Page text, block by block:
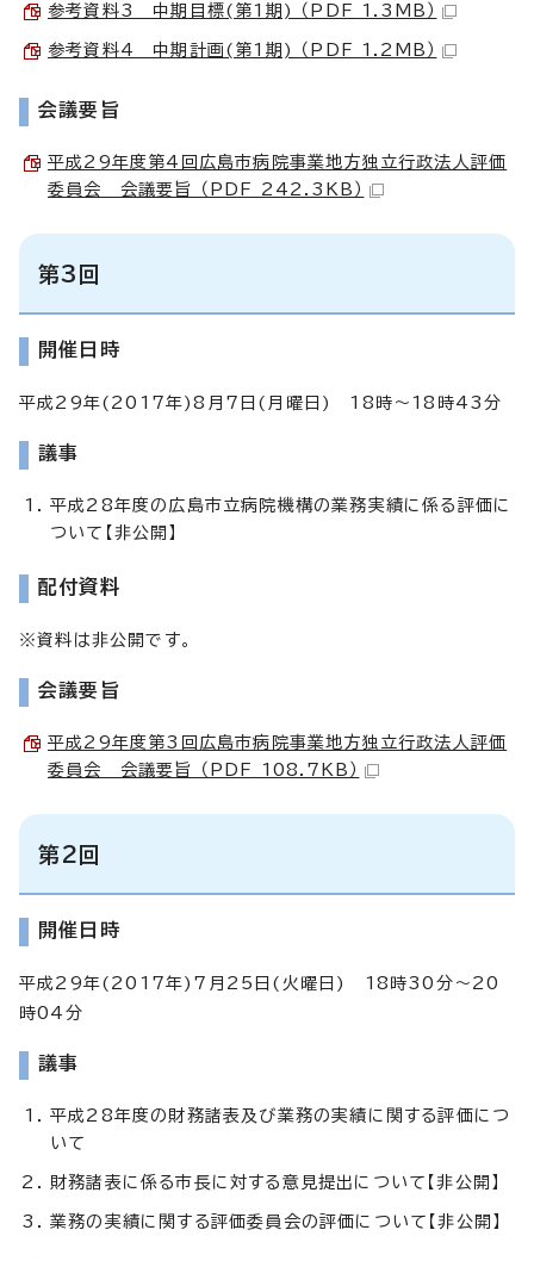
参考資料3 中期目標(第1期) （PDF 1.3MB）
参考資料4 中期計画(第1期) （PDF 1.2MB）
会議要旨
平成29年度第4回広島市病院事業地方独立行政法人評価
委員会 会議要旨 （PDF 242.3KB）
第3回
開催日時
平成29年(2017年)8月7日(月曜日) 18時～18時43分
議事
平成28年度の広島市立病院機構の業務実績に係る評価に
ついて【非公開】
配付資料
※資料は非公開です。
会議要旨
平成29年度第3回広島市病院事業地方独立行政法人評価
委員会 会議要旨 （PDF 108.7KB）
第2回
開催日時
平成29年(2017年)7月25日(火曜日) 18時30分～20
時04分
議事
平成28年度の財務諸表及び業務の実績に関する評価につ
いて
財務諸表に係る市長に対する意見提出について【非公開】
業務の実績に関する評価委員会の評価について【非公開】